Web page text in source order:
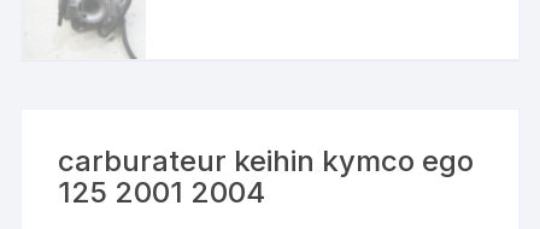
carburateur keihin kymco ego
125 2001 2004